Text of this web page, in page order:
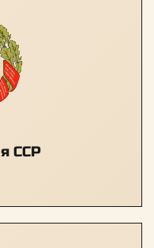
ССР